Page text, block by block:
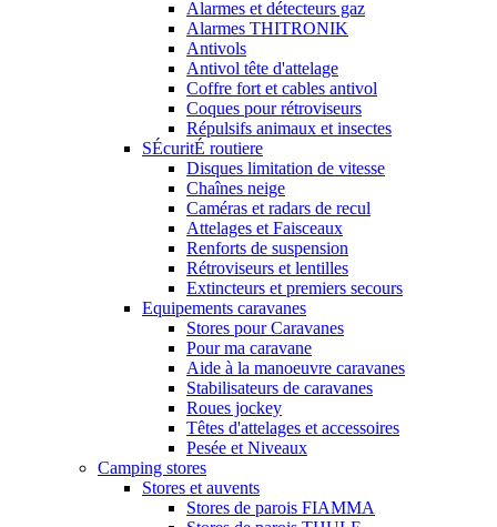
Alarmes et détecteurs gaz
Alarmes THITRONIK
Antivols
Antivol tête d'attelage
Coffre fort et cables antivol
Coques pour rétroviseurs
Répulsifs animaux et insectes
SÉcuritÉ routiere
Disques limitation de vitesse
Chaînes neige
Caméras et radars de recul
Attelages et Faisceaux
Renforts de suspension
Rétroviseurs et lentilles
Extincteurs et premiers secours
Equipements caravanes
Stores pour Caravanes
Pour ma caravane
Aide à la manoeuvre caravanes
Stabilisateurs de caravanes
Roues jockey
Têtes d'attelages et accessoires
Pesée et Niveaux
Camping stores
Stores et auvents
Stores de parois FIAMMA